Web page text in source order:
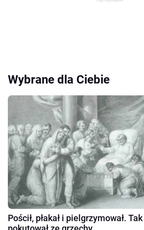
Wybrane dla Ciebie
Pościł, płakał i pielgrzymował.